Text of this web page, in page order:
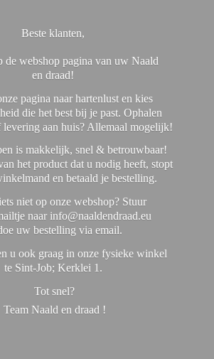
Beste klanten,
de webshop pagina van uw Naald
en draad!
pagina naar hartenlust en kies
die het best bij je past. Ophalen
aan huis? Allemaal mogelijk!
is makkelijk, snel & betrouwbaar!
het product dat u nodig heeft, stopt
en betaald je bestelling.
niet op onze webshop? Stuur
naar info@naaldendraad.eu
uw bestelling via email.
u ook graag in onze fysieke winkel
te Sint-Job; Kerklei 1.
Tot snel?
Team Naald en draad !